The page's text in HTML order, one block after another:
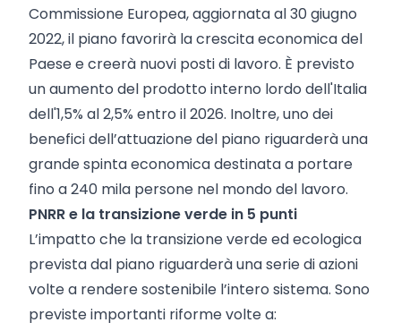
Commissione Europea, aggiornata al 30 giugno
2022, il piano favorirà la crescita economica del
Paese e creerà nuovi posti di lavoro. È previsto
un aumento del prodotto interno lordo dell'Italia
dell'1,5% al ​​2,5% entro il 2026. Inoltre, uno dei
benefici dell’attuazione del piano riguarderà una
grande spinta economica destinata a portare
fino a 240 mila persone nel mondo del lavoro.
PNRR e la transizione verde in 5 punti
L’impatto che la transizione verde ed ecologica
prevista dal piano riguarderà una serie di azioni
volte a rendere sostenibile l’intero sistema. Sono
previste importanti riforme volte a: